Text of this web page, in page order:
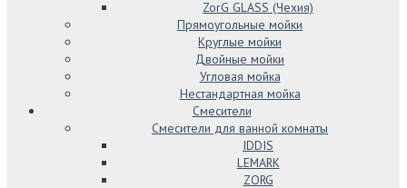
ZorG GLASS (Чехия)
Прямоугольные мойки
Круглые мойки
Двойные мойки
Угловая мойка
Нестандартная мойка
Смесители
Смесители для ванной комнаты
IDDIS
LEMARK
ZORG